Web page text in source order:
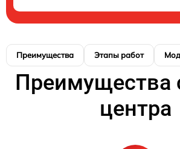
Преимущества Этапы работ
Преимущества
центра